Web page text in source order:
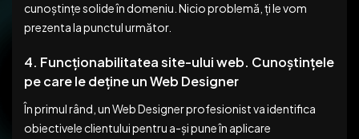
cunoștințe solide în domeniu. Nicio problemă, ți le vom
prezenta la punctul următor.
4. Funcționabilitatea site-ului web. Cunoștințele
pe care le deține un Web Designer
În primul rând, un Web Designer profesionist va identifica
obiectivele clientului pentru a-și pune în aplicare